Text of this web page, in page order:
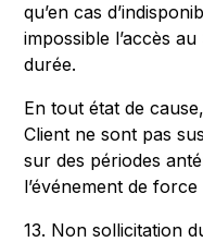
qu’en cas
impossible l’accès
durée.
En tout état de
Client ne sont pas
sur des périodes
l’événement de force
13. Non sollicitation